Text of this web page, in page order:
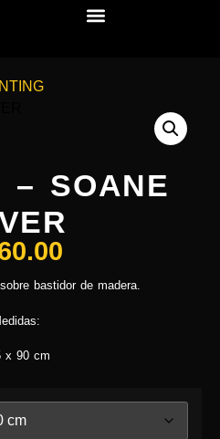
– SOANE
bastidor de madera.
x 90 cm